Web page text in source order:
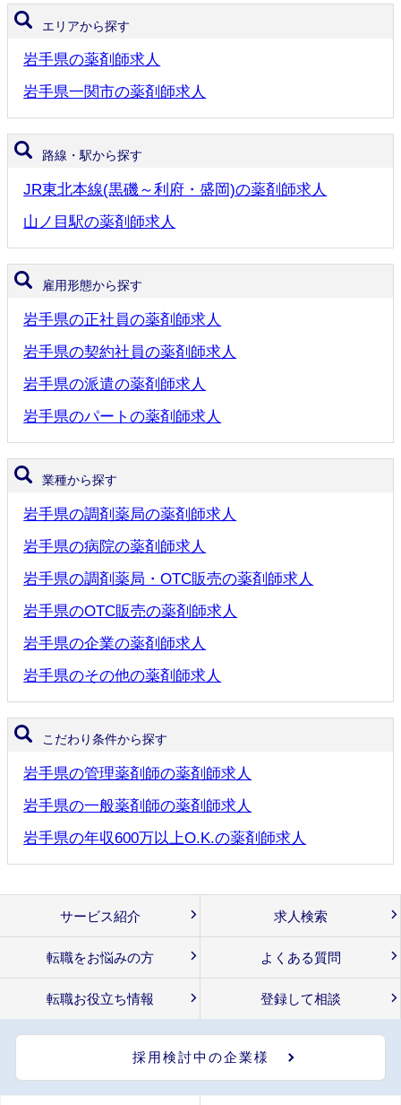
エリアから探す
岩手県の薬剤師求人
岩手県一関市の薬剤師求人
路線・駅から探す
JR東北本線(黒磯～利府・盛岡)の薬剤師求人
山ノ目駅の薬剤師求人
雇用形態から探す
岩手県の正社員の薬剤師求人
岩手県の契約社員の薬剤師求人
岩手県の派遣の薬剤師求人
岩手県のパートの薬剤師求人
業種から探す
岩手県の調剤薬局の薬剤師求人
岩手県の病院の薬剤師求人
岩手県の調剤薬局・OTC販売の薬剤師求人
岩手県のOTC販売の薬剤師求人
岩手県の企業の薬剤師求人
岩手県のその他の薬剤師求人
こだわり条件から探す
岩手県の管理薬剤師の薬剤師求人
岩手県の一般薬剤師の薬剤師求人
岩手県の年収600万以上O.K.の薬剤師求人
サービス紹介 求人検索
転職をお悩みの方 よくある質問
転職お役立ち情報 登録して相談
採用検討中の企業様